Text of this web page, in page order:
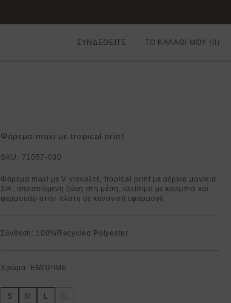
ΣΥΝΔΕΘΕΙΤΕ ΤΟ ΚΑΛΑΘΙ ΜΟΥ
Φόρεμα maxi με tropical print
SKU: 71057-030
Φόρεμα maxi με V ντεκολτέ, tropical print με αέρινα μανίκια
3/4, αποσπώμενη ζώνη στη μέση, κλείσιμο με κουμπιά και
φερμουάρ στην πλάτη σε κανονική εφαρμογή
Σύνθεση: 100%Recycled Polyester
Χρώμα: ΕΜΠΡΙΜΕ
S M L